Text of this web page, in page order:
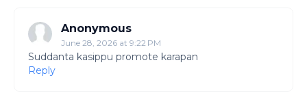
Anonymous
June 28, 2026 at 9:22 PM
Suddanta kasippu promote karapan
Reply